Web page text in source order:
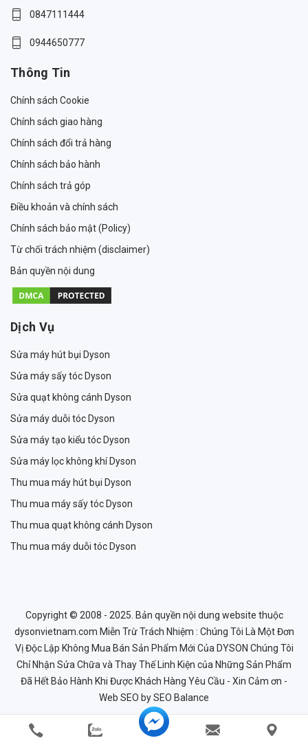
0847111444
0944650777
Thông Tin
Chính sách Cookie
Chính sách giao hàng
Chính sách đổi trả hàng
Chính sách bảo hành
Chính sách trả góp
Điều khoản và chính sách
Chính sách bảo mật (Policy)
Từ chối trách nhiệm (disclaimer)
Bản quyền nội dung
Dịch Vụ
Sửa máy hút bụi Dyson
Sửa máy sấy tóc Dyson
Sửa quạt không cánh Dyson
Sửa máy duỗi tóc Dyson
Sửa máy tạo kiểu tóc Dyson
Sửa máy lọc không khí Dyson
Thu mua máy hút bụi Dyson
Thu mua máy sấy tóc Dyson
Thu mua quạt không cánh Dyson
Thu mua máy duỗi tóc Dyson
Copyright © 2008 - 2025. Bản quyền nội dung website thuộc
dysonvietnam.com Miễn Trừ Trách Nhiệm : Chúng Tôi Là Một Đơn
Vị Độc Lập Không Mua Bán Sản Phẩm Mới Của DYSON Chúng Tôi
Chỉ Nhận Sửa Chữa và Thay Thế Linh Kiện của Những Sản Phẩm
Đã Hết Bảo Hành Khi Được Khách Hàng Yêu Cầu - Xin Cảm ơn -
Web SEO by SEO Balance